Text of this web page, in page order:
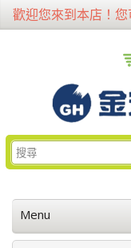
歡迎您來到本店！
Menu